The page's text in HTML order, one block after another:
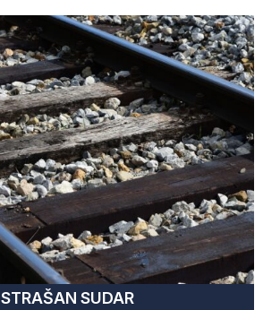
STRAŠAN SUDAR